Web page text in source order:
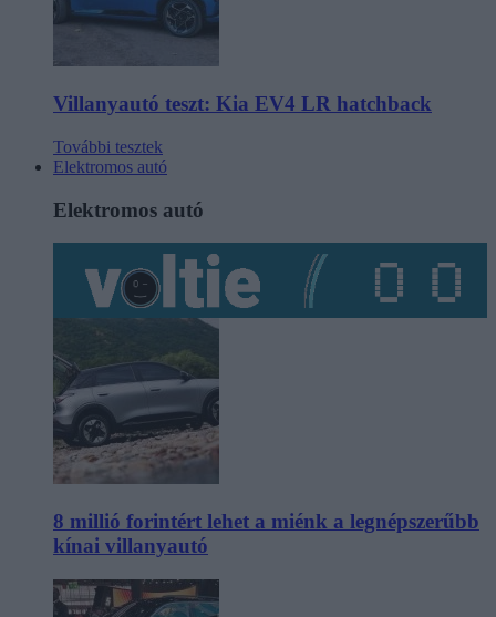
Villanyautó teszt: Kia EV4 LR hatchback
További tesztek
Elektromos autó
Elektromos autó
8 millió forintért lehet a miénk a legnépszerűbb
kínai villanyautó